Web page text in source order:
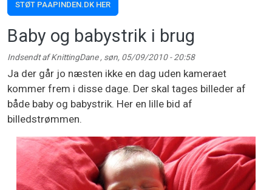
STØT PAAPINDEN.DK HER
Baby og babystrik i brug
Indsendt afKnittingDane , søn, 05/09/2010 - 20:58
Ja der går jo næsten ikke en dag uden kameraet
kommer frem i disse dage. Der skal tages billeder af
både baby og babystrik. Her en lille bid af
billedstrømmen.